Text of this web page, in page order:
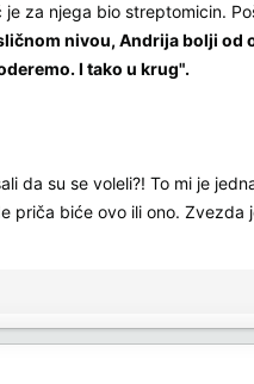
je za njega bio streptomicin.
nivou, Andrija bolji od
I tako u krug".
da su se voleli?! To mi je
biće ovo ili ono. Zvezda